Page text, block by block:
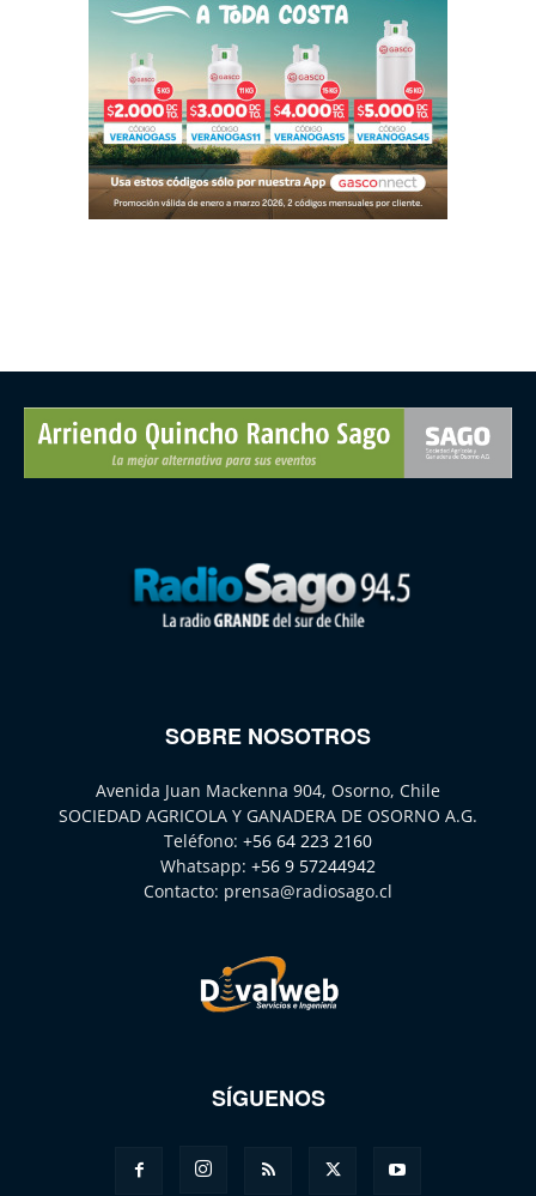
SOBRE NOSOTROS
Avenida Juan Mackenna 904, Osorno, Chile
SOCIEDAD AGRICOLA Y GANADERA DE OSORNO A.G.
Teléfono: +56 64 223 2160
Whatsapp: +56 9 57244942
Contacto: prensa@radiosago.cl
SÍGUENOS